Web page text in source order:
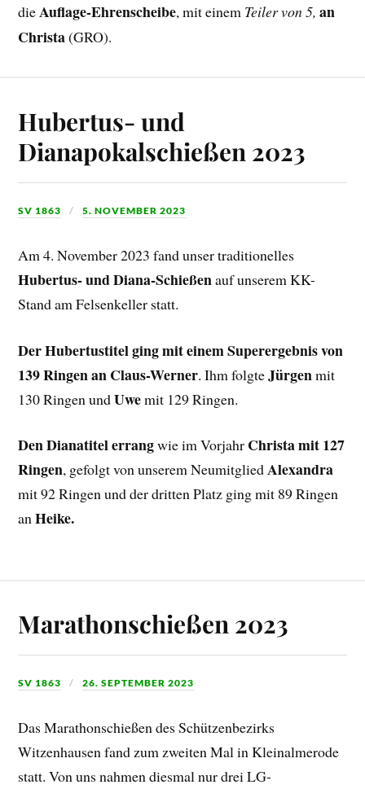
dieAuflage-Ehrenscheibe, mit einem Teiler von 5, an
Christa(GRO).
Hubertus- und
Dianapokalschießen 2023
SV 1863 5. NOVEMBER 2023
Am 4. November 2023 fand unser traditionelles
Hubertus- und Diana-Schießenauf unserem KK-
Stand am Felsenkeller statt.
Der Hubertustitel ging mit einem Superergebnis von
139 Ringen an Claus-Werner. Ihm folgteJürgenmit
130 Ringen undUwemit 129 Ringen.
Den Dianatitel errangwie im Vorjahr Christa mit 127
Ringen, gefolgt von unserem NeumitgliedAlexandra
mit 92 Ringen und der dritten Platz ging mit 89 Ringen
anHeike.
Marathonschießen 2023
SV 1863 26. SEPTEMBER 2023
Das Marathonschießen des Schützenbezirks
Witzenhausen fand zum zweiten Mal in Kleinalmerode
statt. Von uns nahmen diesmal nur drei LG-